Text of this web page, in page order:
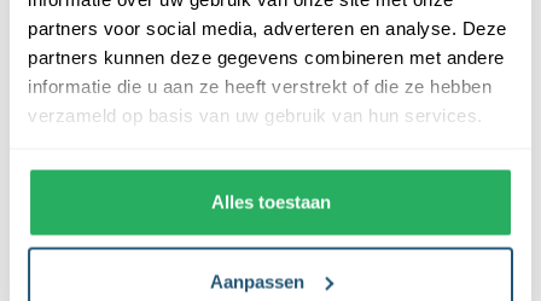
partners voor social media, adverteren en analyse. Deze
partners kunnen deze gegevens combineren met andere
informatie die u aan ze heeft verstrekt of die ze hebben
verzameld op basis van uw gebruik van hun services.
Alles toestaan
Aanpassen
De afwerking van onze vlaggen is van hoge kwaliteit. Ze zijn
voorzien van een sterke kopband en een dubbele stiknaad, wat
bijdraagt aan hun duurzaamheid en stevigheid. Wij bieden de
vlag vanHeerde aan in verschillende afmetingen: 40x60 cm,
is er altijd een geschikte maat voor jouw specifieke toepassing
voorzien van verschillende bevestigingsmogelijkheden. De
vlaggen van 40x60 cm, 70x100 cm en 100x150 cm zijn uitgerust